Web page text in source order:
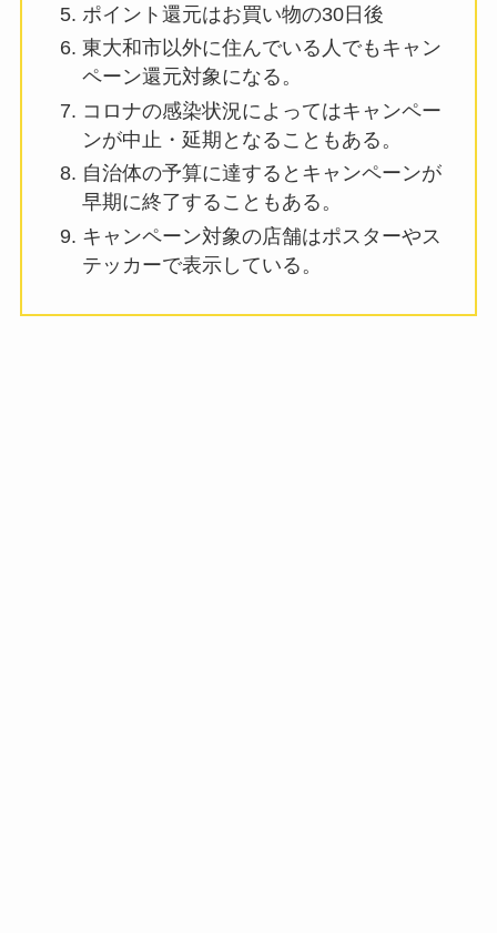
ポイント還元はお買い物の30日後
東大和市以外に住んでいる人でもキャン
ペーン還元対象になる。
コロナの感染状況によってはキャンペー
ンが中止・延期となることもある。
自治体の予算に達するとキャンペーンが
早期に終了することもある。
キャンペーン対象の店舗はポスターやス
テッカーで表示している。